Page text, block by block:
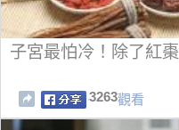
子宮最怕冷！除了紅
3263觀看